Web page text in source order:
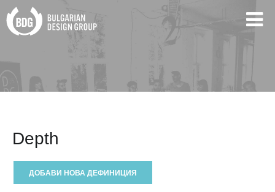
Depth
ДОБАВИ НОВА ДЕФИНИЦИЯ